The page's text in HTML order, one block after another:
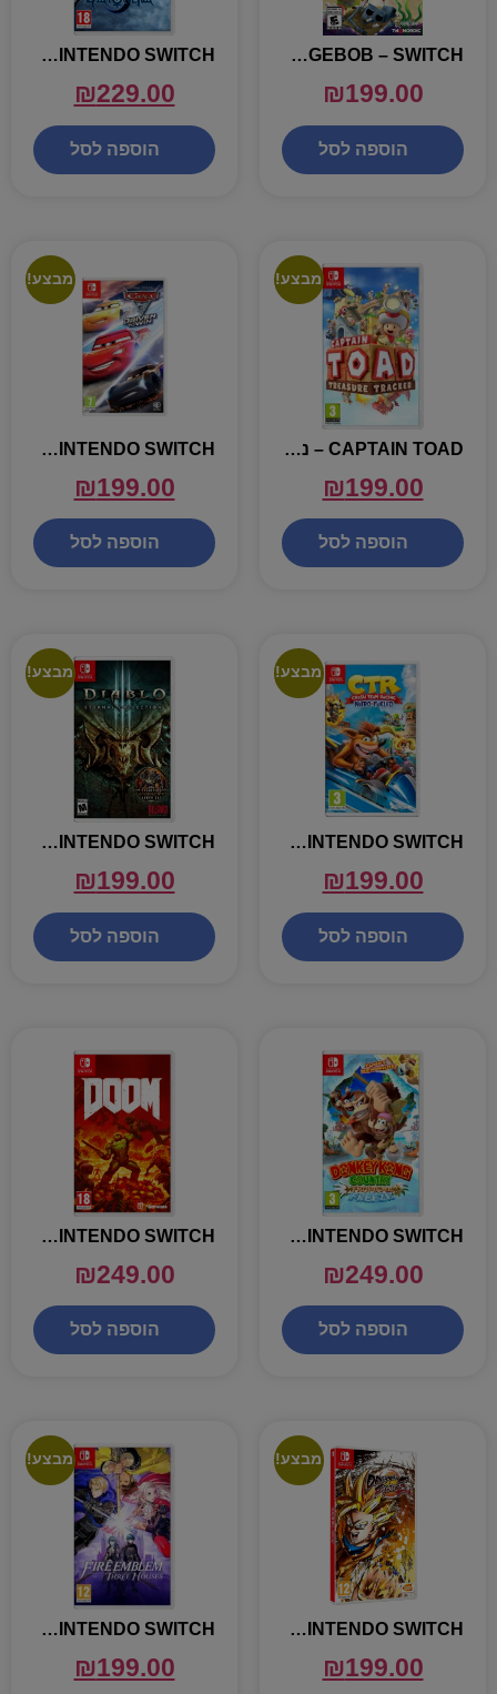
BATTLE BIKINI BOTTOM SPONGEBOB – SWITCH
₪199.00
הוספה לסל
BAYONETTA 2 – NINTENDO SWITCH
₪229.00
הוספה לסל
מבצע!
CAPTAIN TOAD – נינטנדו סוויץ'
₪199.00
הוספה לסל
מבצע!
CARS 3 – NINTENDO SWITCH
₪199.00
הוספה לסל
מבצע!
CRASH TEAM RACING – NINTENDO SWITCH
₪199.00
הוספה לסל
מבצע!
DIABLO ETERNAL COLLECTION – NINTENDO SWITCH
₪199.00
הוספה לסל
DONKY KONG – NINTENDO SWITCH
₪249.00
הוספה לסל
DOOM – NINTENDO SWITCH
₪249.00
הוספה לסל
מבצע!
DRAGON BALL FIGHTER Z – NINTENDO SWITCH
₪199.00
מבצע!
FIREEMBLEM THREE HOUSES – NINTENDO SWITCH
₪199.00